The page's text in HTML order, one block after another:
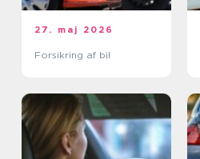
27. maj 2026
Forsikring af bil